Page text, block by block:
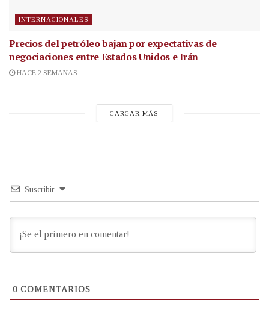
INTERNACIONALES
Precios del petróleo bajan por expectativas de
negociaciones entre Estados Unidos e Irán
HACE 2 SEMANAS
CARGAR MÁS
Suscribir
0 COMENTARIOS